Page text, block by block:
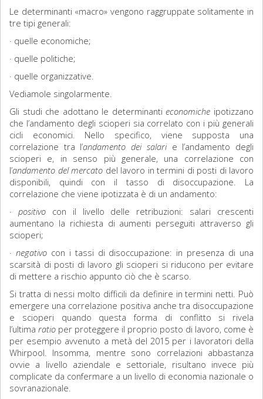
Le determinanti «macro» vengono raggruppate solitamente in
tre tipi generali:
· quelle economiche;
· quelle politiche;
· quelle organizzative.
Vediamole singolarmente.
Gli studi che adottano le determinantieconomiche ipotizzano
che l’andamento degli scioperi sia correlato con i più generali
cicli economici. Nello specifico, viene supposta una
correlazione tra l’andamento dei salarie l’andamento degli
scioperi e, in senso più generale, una correlazione con
l’andamento del mercato del lavoro in termini di posti di lavoro
disponibili, quindi con il tasso di disoccupazione. La
correlazione che viene ipotizzata è di un andamento:
· positivocon il livello delle retribuzioni: salari crescenti
aumentano la richiesta di aumenti perseguiti attraverso gli
scioperi;
· negativocon i tassi di disoccupazione: in presenza di una
scarsità di posti di lavoro gli scioperi si riducono per evitare
di mettere a rischio appunto ciò che è scarso.
Si tratta di nessi molto difficili da definire in termini netti. Può
emergere una correlazione positiva anche tra disoccupazione
e scioperi quando questa forma di conflitto si rivela
l’ultima ratio per proteggere il proprio posto di lavoro, come è
per esempio avvenuto a metà del 2015 per i lavoratori della
Whirpool. Insomma, mentre sono correlazioni abbastanza
ovvie a livello aziendale e settoriale, risultano invece più
complicate da confermare a un livello di economia nazionale o
sovranazionale.